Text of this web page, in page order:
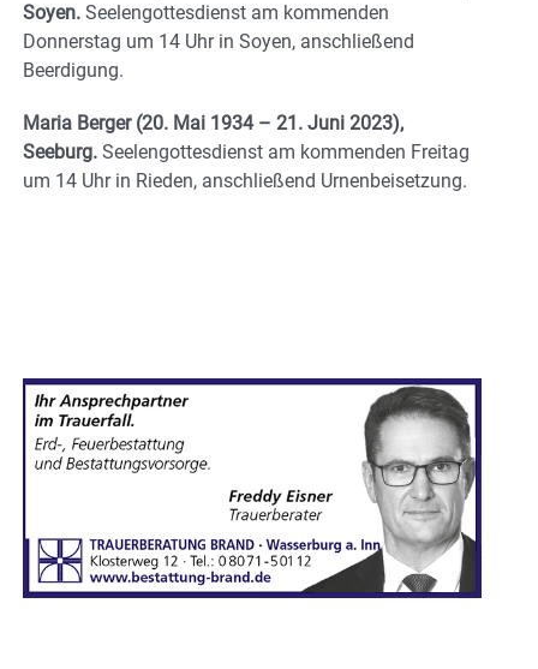
Soyen. Seelengottesdienst am kommenden
Donnerstag um 14 Uhr in Soyen, anschließend
Beerdigung.
Maria Berger (20. Mai 1934 – 21. Juni 2023),
Seeburg. Seelengottesdienst am kommenden Freitag
um 14 Uhr in Rieden, anschließend Urnenbeisetzung.